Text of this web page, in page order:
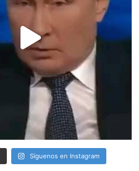
Síguenos en Instagram